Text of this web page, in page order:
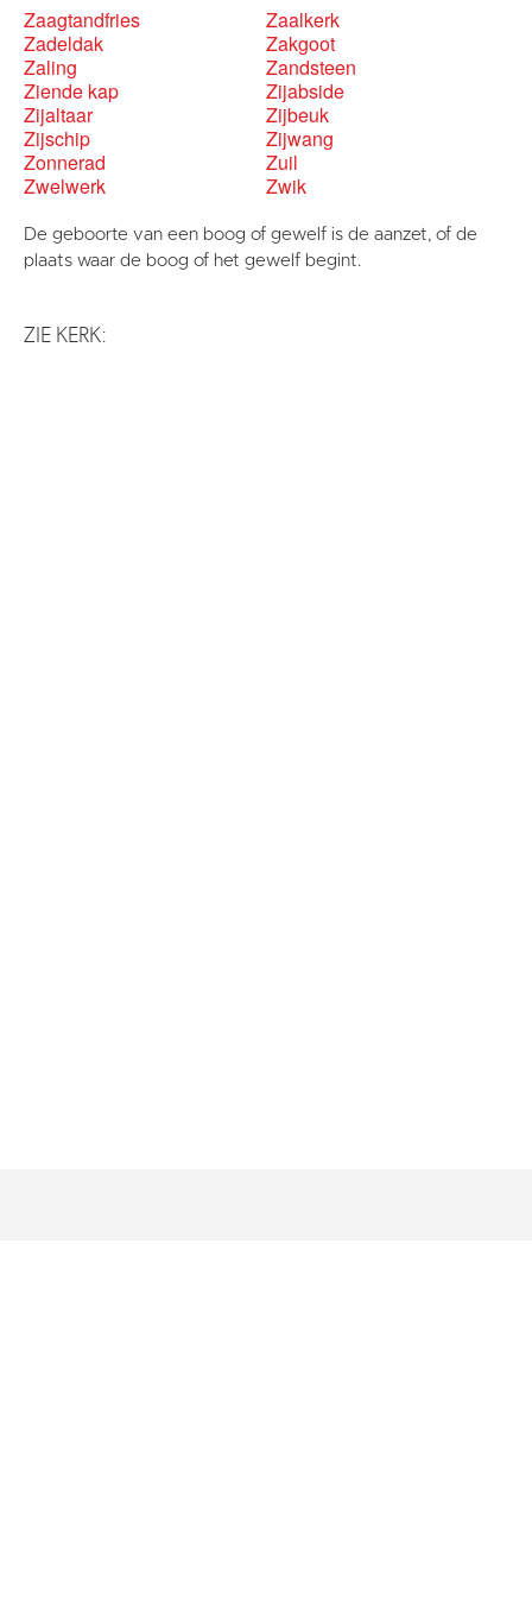
Zaagtandfries
Zaalkerk
Zadeldak
Zakgoot
Zaling
Zandsteen
Ziende kap
Zijabside
Zijaltaar
Zijbeuk
Zijschip
Zijwang
Zonnerad
Zuil
Zwelwerk
Zwik
De geboorte van een boog of gewelf is de aanzet, of de
plaats waar de boog of het gewelf begint.
ZIE KERK: